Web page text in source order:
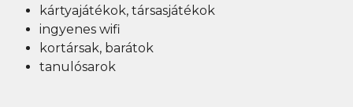
kártyajátékok, társasjátékok
ingyenes wifi
kortársak, barátok
tanulósarok